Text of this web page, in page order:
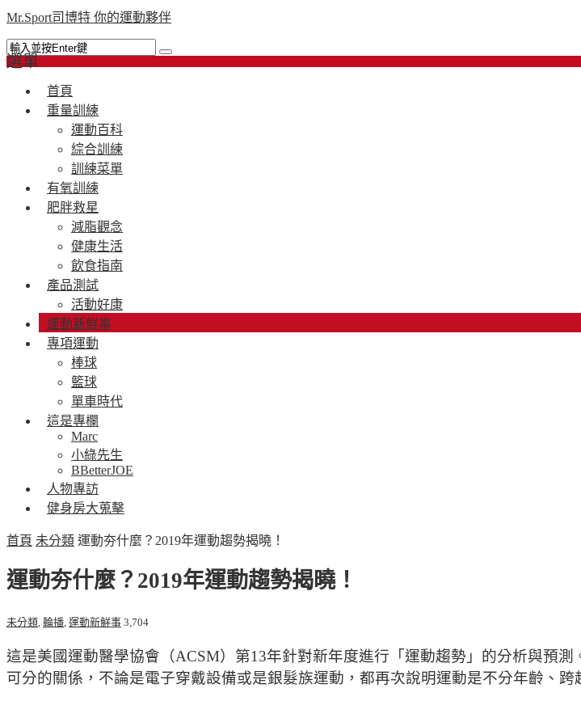
Mr.Sport司博特 你的運動夥伴
選單
首頁
重量訓練
運動百科
綜合訓練
訓練菜單
有氧訓練
肥胖救星
減脂觀念
健康生活
飲食指南
產品測試
活動好康
運動新鮮事
專項運動
棒球
籃球
單車時代
這是專欄
Marc
小綠先生
BBetterJOE
人物專訪
健身房大蒐擊
首頁 未分類 運動夯什麼？2019年運動趨勢揭曉！
運動夯什麼？2019年運動趨勢揭曉！
未分類 輪播 運動新鮮事 3,704
這是美國運動醫學協會（ACSM）第13年針對新年度進行「運動趨勢」的分析與預
可分的關係，不論是電子穿戴設備或是銀髮族運動，都再次說明運動是不分年齡、跨